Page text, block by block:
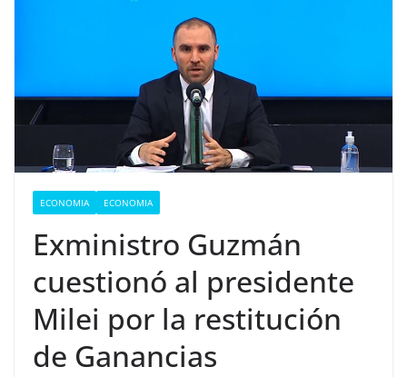
ECONOMIA ECONOMIA
Exministro Guzmán
cuestionó al presidente
Milei por la restitución
de Ganancias